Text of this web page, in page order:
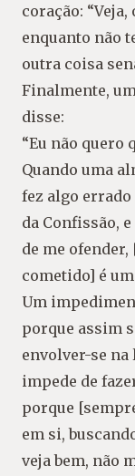
coração:
enquanto não
outra coisa
Finalmente,
disse:
“Eu não quero
Quando uma
fez algo errado
da Confissão,
de me
cometido] é
Um
porque assim
envolver-se na
impede de
porque
em si,
veja bem, não